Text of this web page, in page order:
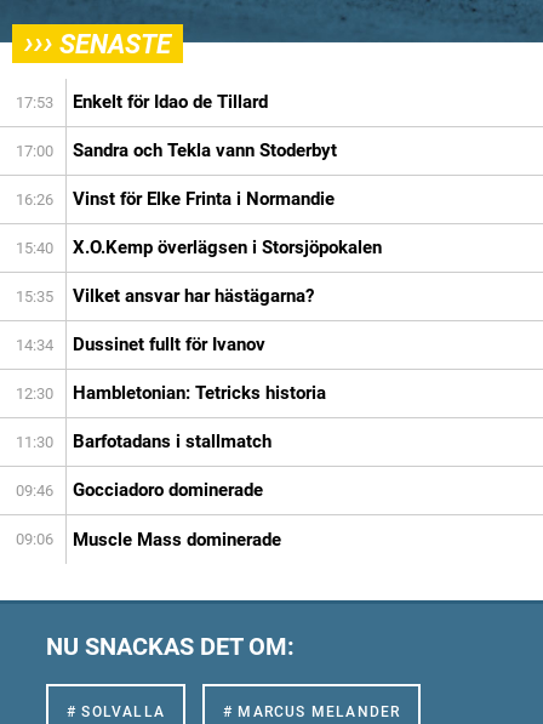
››› SENASTE
17:53 Enkelt för Idao de Tillard
17:00 Sandra och Tekla vann Stoderbyt
16:26 Vinst för Elke Frinta i Normandie
15:40 X.O.Kemp överlägsen i Storsjöpokalen
15:35 Vilket ansvar har hästägarna?
14:34 Dussinet fullt för Ivanov
12:30 Hambletonian: Tetricks historia
11:30 Barfotadans i stallmatch
09:46 Gocciadoro dominerade
09:06 Muscle Mass dominerade
NU SNACKAS DET OM:
# SOLVALLA # MARCUS MELANDER